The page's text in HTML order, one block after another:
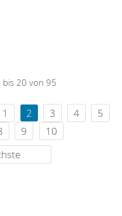
bis 20 von 95
1 2 3 4
5
9
10